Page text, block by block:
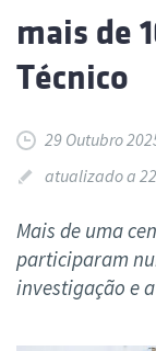
mais de
Técnico
29 Outubro
atualizado a
Mais de uma
participaram
investigação e